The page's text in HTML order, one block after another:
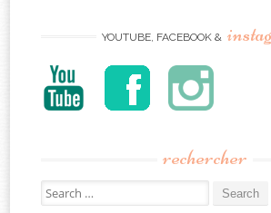
YOUTUBE, FACEBOOK &
rechercher
Search
for: